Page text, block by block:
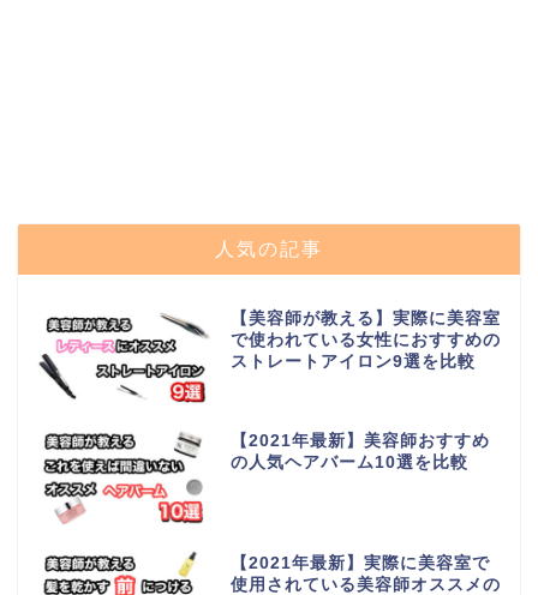
人気の記事
【美容師が教える】実際に美容室
で使われている女性におすすめの
ストレートアイロン9選を比較
【2021年最新】美容師おすすめ
の人気ヘアバーム10選を比較
【2021年最新】実際に美容室で
使用されている美容師オススメの